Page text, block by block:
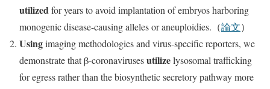
utilizedfor years to avoid implantation of embryos harboring
monogenic disease-causing alleles or aneuploidies.（論文）
Usingimaging methodologies and virus-specific reporters, we
demonstrate that β-coronavirusesutilizelysosomal trafficking
for egress rather than the biosynthetic secretory pathway more